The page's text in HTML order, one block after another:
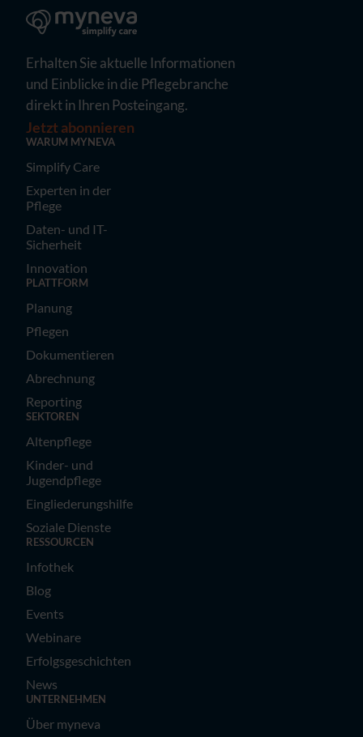
Erhalten Sie aktuelle Informationen
und Einblicke in die Pflegebranche
direkt in Ihren Posteingang.
Jetzt abonnieren
WARUM MYNEVA
Simplify Care
Experten in der
Pflege
Daten- und IT-
Sicherheit
Innovation
PLATTFORM
Planung
Pflegen
Dokumentieren
Abrechnung
Reporting
SEKTOREN
Altenpflege
Kinder- und
Jugendpflege
Eingliederungshilfe
Soziale Dienste
RESSOURCEN
Infothek
Blog
Events
Webinare
Erfolgsgeschichten
News
UNTERNEHMEN
Über myneva